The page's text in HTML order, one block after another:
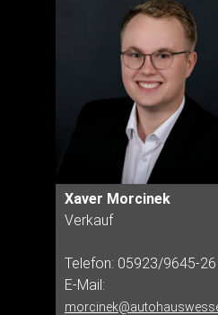
Xaver Morcinek
Verkauf
Telefon: 05923/9645-26
E-Mail: